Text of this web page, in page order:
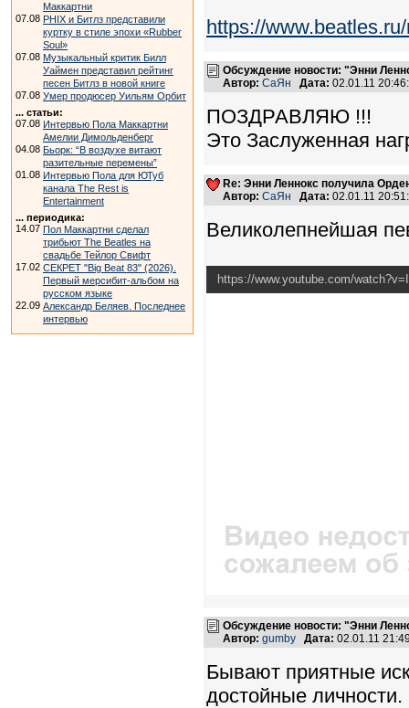
Маккартни
07.08 PHIX и Битлз представили
куртку в стиле эпохи «Rubber
Soul»
07.08 Музыкальный критик Билл
Уаймен представил рейтинг
песен Битлз в новой книге
07.08 Умер продюсер Уильям Орбит
... статьи:
07.08 Интервью Пола Маккартни
Амелии Димольденберг
04.08 Бьорк: “В воздухе витают
разительные перемены”
01.08 Интервью Пола для ЮТуб
канала The Rest is
Entertainment
... периодика:
14.07 Пол Маккартни сделал
трибьют The Beatles на
свадьбе Тейлор Свифт
17.02 СЕКРЕТ "Big Beat 83" (2026).
Первый мерсибит-альбом на
русском языке
22.09 Александр Беляев. Последнее
интервью
https://
Обсуждение новости: "Энни
Автор: СаЯн Дата: 02.01.11
ПОЗДРАВЛЯЮ !!!
Это Заслуженная
Re: Энни Леннокс получила
Автор: СаЯн Дата: 02.01.11
Великолепнейшая
https://www.youtube.com/
Обсуждение новости: "Энни
Автор: gumby Дата: 02.01.11
Бывают приятные
достойные личности.